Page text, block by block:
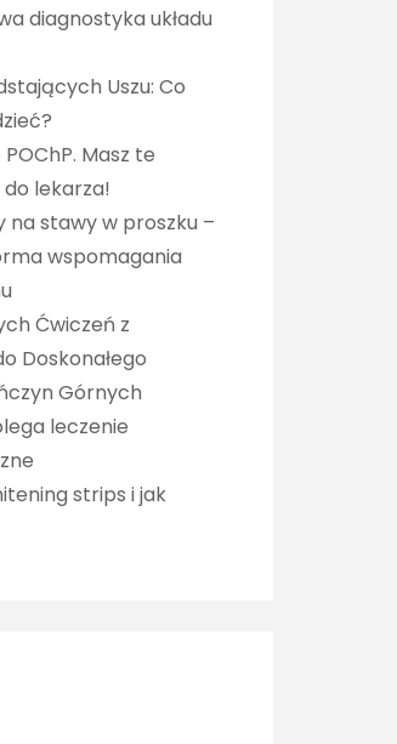
diagnostyka układu
Uszu: Co
Masz te
do lekarza!
na stawy w proszku –
wspomagania
Ćwiczeń z
Doskonałego
Górnych
leczenie
strips i jak